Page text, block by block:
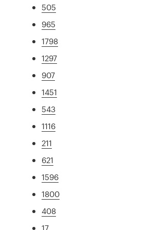
505
965
1798
1297
907
1451
543
1116
211
621
1596
1800
408
17